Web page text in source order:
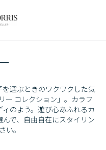
選ぶときのワクワクした気
ー コレクション」。カラフ
のよう。遊び心あふれるカ
で、自由自在にスタイリン
い。